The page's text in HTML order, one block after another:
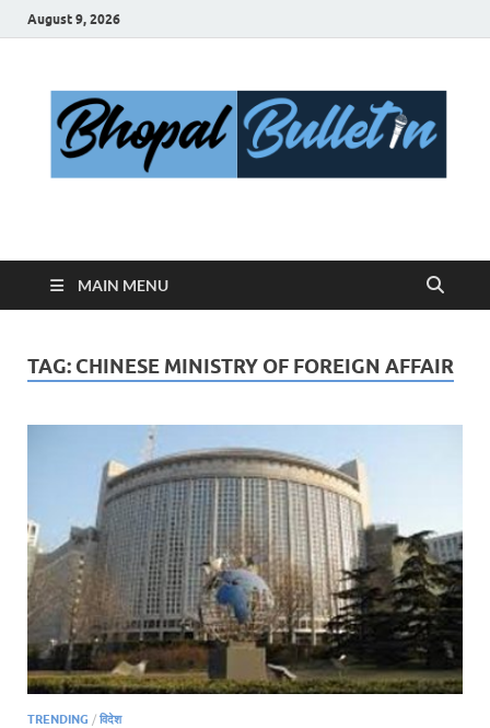
August 9, 2026
Bhopal Bulletin
MAIN MENU
TAG: CHINESE MINISTRY OF FOREIGN AFFAIR
TRENDING / विदेश